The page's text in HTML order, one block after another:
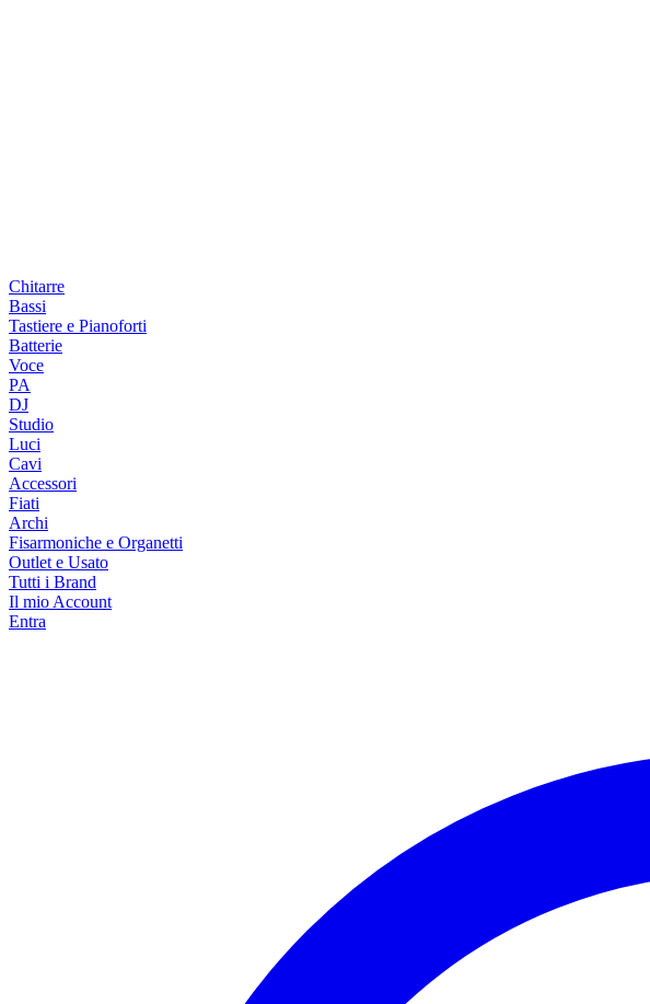
Chitarre
Bassi
Tastiere e Pianoforti
Batterie
Voce
PA
DJ
Studio
Luci
Cavi
Accessori
Fiati
Archi
Fisarmoniche e Organetti
Outlet e Usato
Tutti i Brand
Il mio Account
Entra